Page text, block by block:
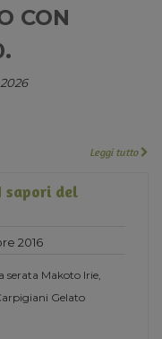
CON
Leggi tutto
sapori del
2016
serata Makoto Irie,
Gelato